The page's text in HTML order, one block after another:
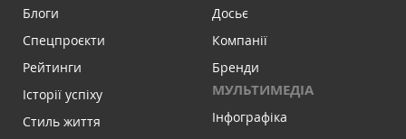
Блоги
Спецпроєкти
Рейтинги
Історії успіху
Стиль життя
Досьє
Компанії
Бренди
МУЛЬТИМЕДІА
Інфографіка